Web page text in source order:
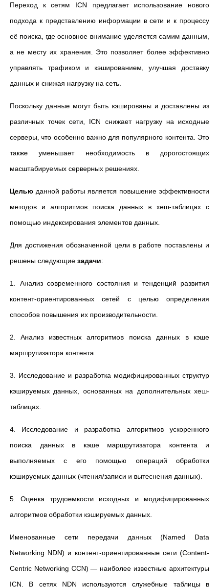
Переход к сетям ICN предлагает использование нового
подхода к представлению информации в сети и к процессу
её поиска, где основное внимание уделяется самим данным,
а не месту их хранения. Это позволяет более эффективно
управлять трафиком и кэшированием, улучшая доставку
данных и снижая нагрузку на сеть.
Поскольку данные могут быть кэшированы и доставлены из
различных точек сети, ICN снижает нагрузку на исходные
серверы, что особенно важно для популярного контента. Это
также уменьшает необходимость в дорогостоящих
масштабируемых серверных решениях.
Целью данной работы является повышение эффективности
методов и алгоритмов поиска данных в хеш-таблицах с
помощью индексирования элементов данных.
Для достижения обозначенной цели в работе поставлены и
решены следующие задачи:
1. Анализ современного состояния и тенденций развития
контент-ориентированных сетей с целью определения
способов повышения их производительности.
2. Анализ известных алгоритмов поиска данных в кэше
маршрутизатора контента.
3. Исследование и разработка модифицированных структур
кэшируемых данных, основанных на дополнительных хеш-
таблицах.
4. Исследование и разработка алгоритмов ускоренного
поиска данных в кэше маршрутизатора контента и
выполняемых с его помощью операций обработки
кэшируемых данных (чтения/записи и вытеснения данных).
5. Оценка трудоемкости исходных и модифицированных
алгоритмов обработки кэшируемых данных.
Именованные сети передачи данных (Named Data
Networking NDN) и контент-ориентированные сети (Content-
Centric Networking CCN) — наиболее известные архитектуры
ICN. В сетях NDN используются служебные таблицы в